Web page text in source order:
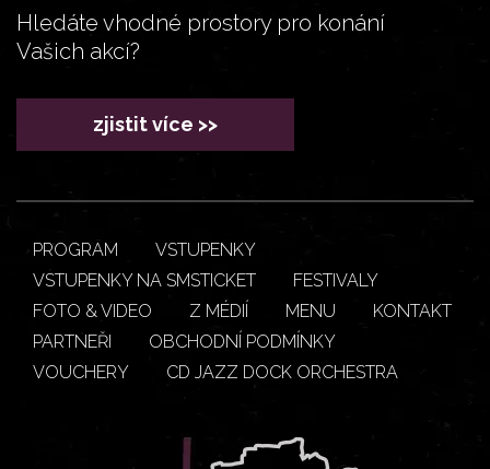
Hledáte vhodné prostory pro konání
Vašich akcí?
zjistit více >>
PROGRAM
VSTUPENKY
VSTUPENKY NA SMSTICKET
FESTIVALY
FOTO & VIDEO
Z MÉDIÍ MENU
KONTAKT
PARTNEŘI
OBCHODNÍ PODMÍNKY
VOUCHERY
CD JAZZ DOCK ORCHESTRA